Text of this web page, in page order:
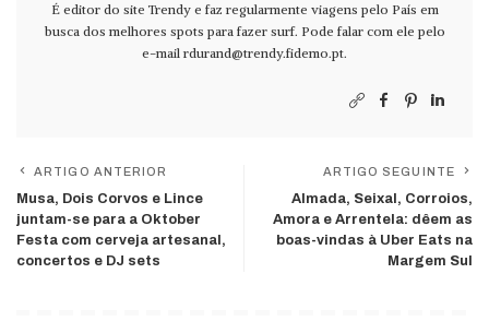
É editor do site Trendy e faz regularmente viagens pelo País em
busca dos melhores spots para fazer surf. Pode falar com ele pelo
e-mail rdurand@trendy.fidemo.pt.
ARTIGO ANTERIOR
Musa, Dois Corvos e Lince
juntam-se para a Oktober
Festa com cerveja artesanal,
concertos e DJ sets
ARTIGO SEGUINTE
Almada, Seixal, Corroios,
Amora e Arrentela: dêem as
boas-vindas à Uber Eats na
Margem Sul